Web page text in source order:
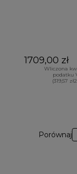
1709,00 zł
Wliczona
podatku
(319,57
Porównaj